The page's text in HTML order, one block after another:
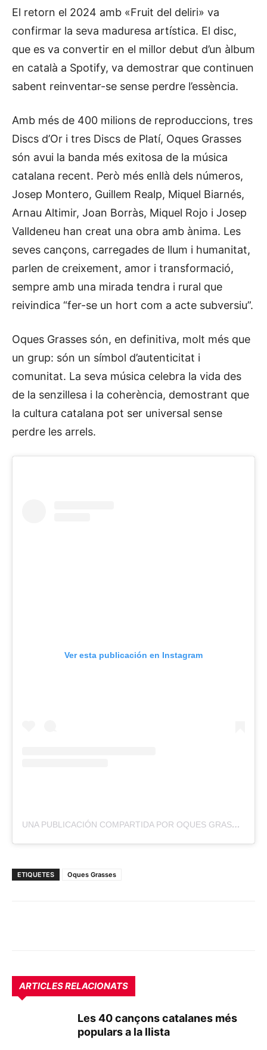
El retorn el 2024 amb «Fruit del deliri» va
confirmar la seva maduresa artística. El disc,
que es va convertir en el millor debut d’un àlbum
en català a Spotify, va demostrar que continuen
sabent reinventar-se sense perdre l’essència.
Amb més de 400 milions de reproduccions, tres
Discs d’Or i tres Discs de Platí, Oques Grasses
són avui la banda més exitosa de la música
catalana recent. Però més enllà dels números,
Josep Montero, Guillem Realp, Miquel Biarnés,
Arnau Altimir, Joan Borràs, Miquel Rojo i Josep
Valldeneu han creat una obra amb ànima. Les
seves cançons, carregades de llum i humanitat,
parlen de creixement, amor i transformació,
sempre amb una mirada tendra i rural que
reivindica “fer-se un hort com a acte subversiu”.
Oques Grasses són, en definitiva, molt més que
un grup: són un símbol d’autenticitat i
comunitat. La seva música celebra la vida des
de la senzillesa i la coherència, demostrant que
la cultura catalana pot ser universal sense
perdre les arrels.
Ver esta publicación en Instagram
UNA PUBLICACIÓN COMPARTIDA POR OQUES GRASSES (@OQUESGRASSES)
ETIQUETES Oques Grasses
ARTICLES RELACIONATS
Les 40 cançons catalanes més
populars a la llista